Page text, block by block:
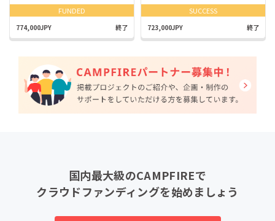
FUNDED
774,000JPY 終了
SUCCESS
723,000JPY 終了
国内最大級のCAMPFIREで
クラウドファンディングを始めましょう